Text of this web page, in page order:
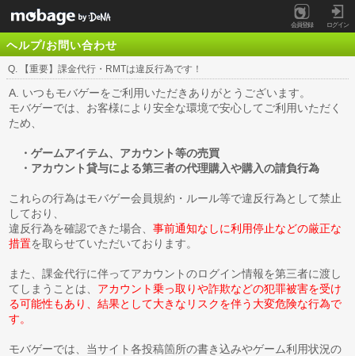
会員登録 ログイン
ヘルプ/お問い合わせ
Q. 【重要】課金代行・RMTは違反行為です！
A. いつもモバゲーをご利用いただきありがとうございます。
モバゲーでは、お客様により安全な環境で安心してご利用いただく
ため、
・ゲームアイテム、アカウント等の売買
・アカウント貸与による第三者の代理購入や購入の請負行為
これらの行為はモバゲー会員規約・ルール等で違反行為として禁止
しており、
違反行為を確認できた場合、 事前通知なしに利用停止などの厳正な
措置を取らせていただいております。
また、課金代行に伴ってアカウントのログイン情報を第三者に渡し
てしまうことは、 アカウント乗っ取りや詐欺などの犯罪被害を受け
る可能性もあり、結果として大きなリスクを伴う大変危険な行為で
す。
モバゲーでは、当サイト各投稿箇所の書き込みやゲーム利用状況の